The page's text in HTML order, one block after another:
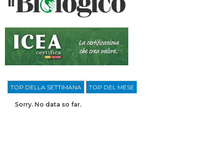
TOP DELLA SETTIMANA TOP DEL MESE
Sorry. No data so far.